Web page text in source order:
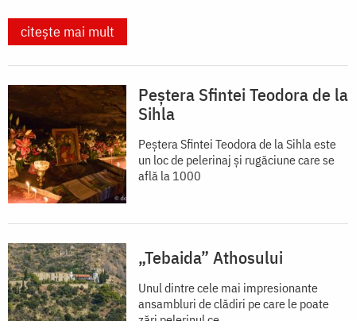
citește mai mult
Peștera Sfintei Teodora de la
Sihla
Peștera Sfintei Teodora de la Sihla este
un loc de pelerinaj și rugăciune care se
află la 1000
„Tebaida” Athosului
Unul dintre cele mai impresionante
ansambluri de clădiri pe care le poate